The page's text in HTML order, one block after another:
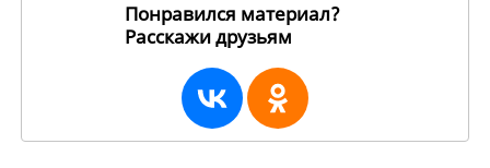
Понравился материал?
Расскажи друзьям